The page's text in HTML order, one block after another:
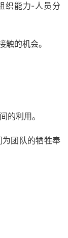
织能力-人员分
的机会。
的利用。
团队的牺牲奉